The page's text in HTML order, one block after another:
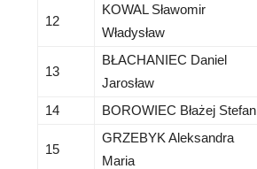
12
KOWAL Sławomir
Władysław
13
BŁACHANIEC Daniel
Jarosław
14 BOROWIEC Błażej Stefan
15
GRZEBYK Aleksandra
Maria